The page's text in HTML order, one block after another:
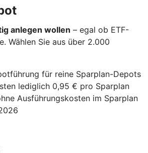
anlegen wollen – egal ob ETF-
Wählen Sie aus über 2.000
für reine Sparplan-Depots
lediglich 0,95 € pro Sparplan
Ausführungskosten im Sparplan